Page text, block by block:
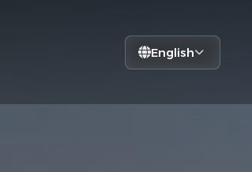
English